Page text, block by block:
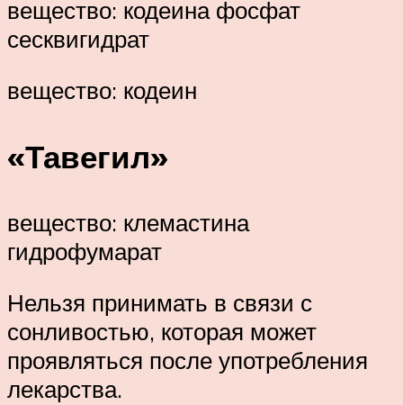
вещество: кодеина фосфат
сесквигидрат
вещество: кодеин
«Тавегил»
вещество: клемастина
гидрофумарат
Нельзя принимать в связи с
сонливостью, которая может
проявляться после употребления
лекарства.